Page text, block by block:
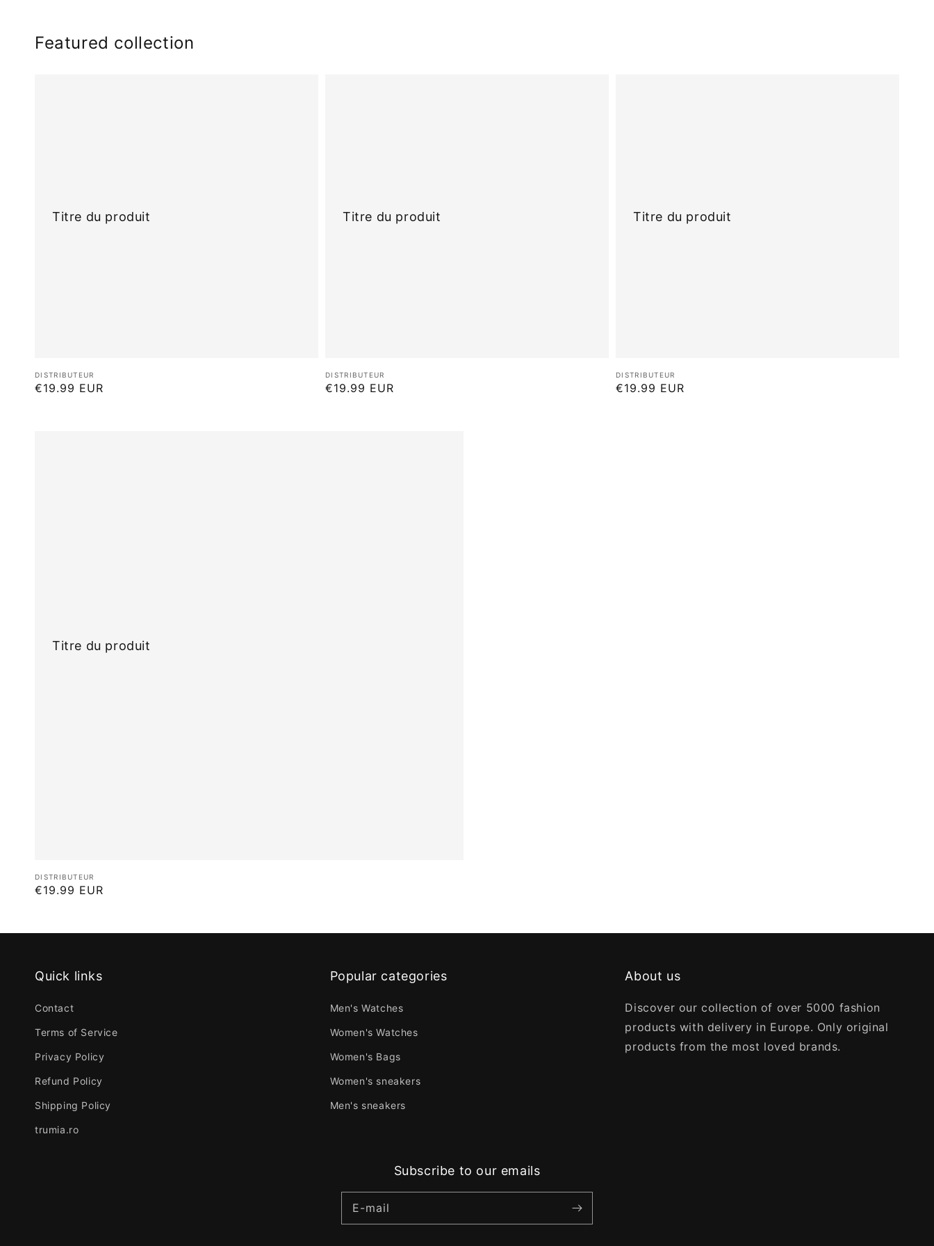
Featured collection
Titre du produit
Distributeur :
DISTRIBUTEUR
Prix
€19.99 EUR
Titre du produit
Distributeur :
DISTRIBUTEUR
Prix
€19.99 EUR
Titre du produit
Distributeur :
DISTRIBUTEUR
Prix
€19.99 EUR
Titre du produit
Distributeur :
DISTRIBUTEUR
Prix
€19.99 EUR
Quick links
Contact
Terms of Service
Privacy Policy
Refund Policy
Shipping Policy
trumia.ro
Popular categories
Men's Watches
Women's Watches
Women's Bags
Women's sneakers
Men's sneakers
About us
Discover our collection of over 5000 fashion
products with delivery in Europe. Only original
products from the most loved brands.
Subscribe to our emails
E-mail